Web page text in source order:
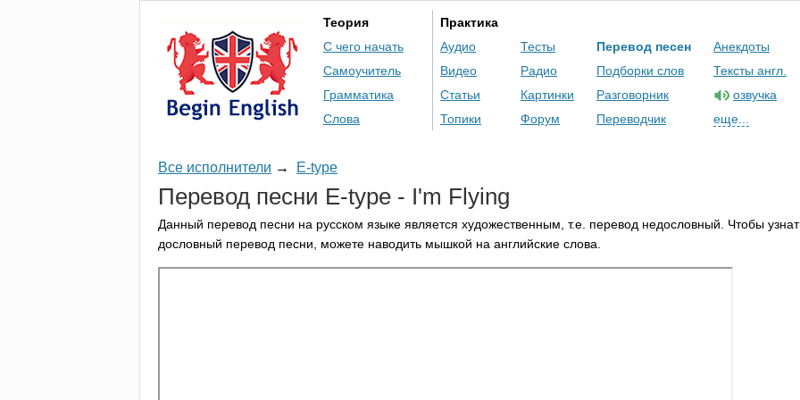
Теория
С чего начать
Самоучитель
Грамматика
Слова
Практика
Аудио
Видео
Статьи
Топики
Тесты
Радио
Картинки
Форум
Перевод песен
Подборки слов
Разговорник
Переводчик
Анекдоты
Тексты англ.
озвучка
еще...
Все исполнители → E-type
Перевод песни E-type - I'm Flying
Данный перевод песни на русском языке является художественным, т.е. перевод недословный. Чтобы
дословный перевод песни, можете наводить мышкой на английские слова.